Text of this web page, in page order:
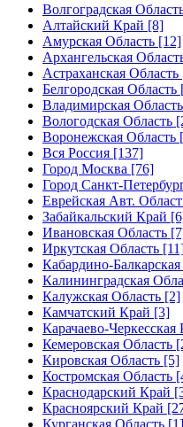
Волгоградская
Алтайский Край [8]
Амурская Область [12]
Архангельская
Астраханская
Белгородская Область
Владимирская
Вологодская Область
Воронежская Область
Вся Россия [137]
Город Москва [76]
Город Санкт-
Еврейская Авт.
Забайкальский Край
Ивановская Область
Иркутская Область
Кабардино-
Калининградская
Калужская Область [2]
Камчатский Край [3]
Карачаево-
Кемеровская Область
Кировская Область [5]
Костромская Область
Краснодарский Край
Красноярский Край
Курганская Область [1]